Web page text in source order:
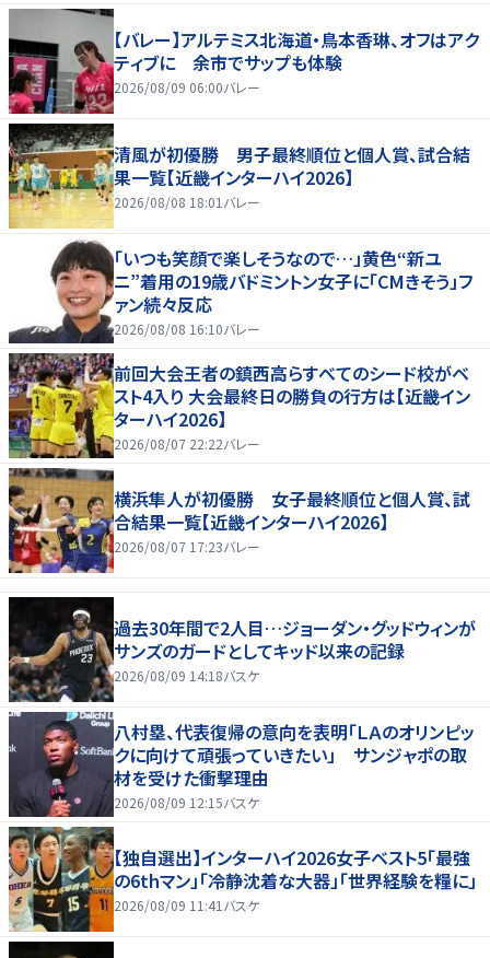
【バレー】アルテミス北海道・鳥本香琳、オフはアク
ティブに 余市でサップも体験
2026/08/09 06:00バレー
清風が初優勝 男子最終順位と個人賞、試合結
果一覧【近畿インターハイ2026】
2026/08/08 18:01 バレー
「いつも笑顔で楽しそうなので…」黄色“新ユ
ニ”着用の19歳バドミントン女子に「CMきそう」フ
ァン続々反応
2026/08/08 16:10バレー
前回大会王者の鎮西高らすべてのシード校がベ
スト4入り 大会最終日の勝負の行方は【近畿イン
ターハイ2026】
2026/08/07 22:22バレー
横浜隼人が初優勝 女子最終順位と個人賞、試
合結果一覧【近畿インターハイ2026】
2026/08/07 17:23バレー
過去30年間で2人目…ジョーダン・グッドウィンが
サンズのガードとしてキッド以来の記録
2026/08/09 14:18バスケ
八村塁、代表復帰の意向を表明「ＬＡのオリンピッ
クに向けて頑張っていきたい」 サンジャポの取
材を受けた衝撃理由
2026/08/09 12:15バスケ
【独自選出】インターハイ2026女子ベスト5「最強
の6thマン」「冷静沈着な大器」「世界経験を糧に」
2026/08/09 11:41 バスケ